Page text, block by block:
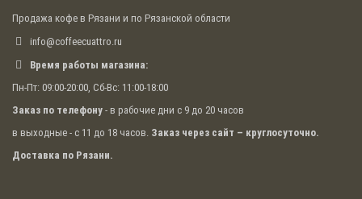
Продажа кофе в Рязани и по Рязанской области
info@coffeecuattro.ru
Время работы магазина:
Пн-Пт: 09:00-20:00, Сб-Вс: 11:00-18:00
Заказ по телефону - в рабочие дни с 9 до 20 часов
в выходные - с 11 до 18 часов. Заказ через сайт – круглосуточно.
Доставка по Рязани.